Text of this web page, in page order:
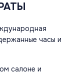
часы и
салоне и